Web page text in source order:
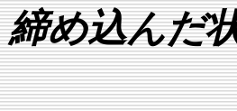
締め込んだ